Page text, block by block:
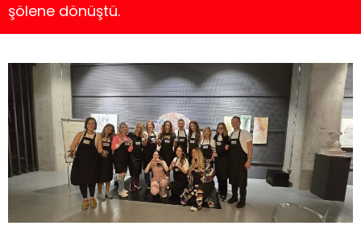
şölene dönüştü.